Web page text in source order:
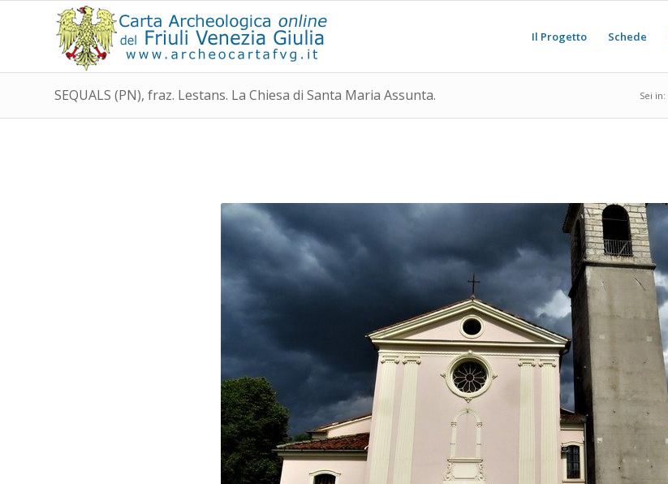
Il Progetto Schede
SEQUALS (PN), fraz. Lestans. La Chiesa di Santa Maria Assunta. Sei in: